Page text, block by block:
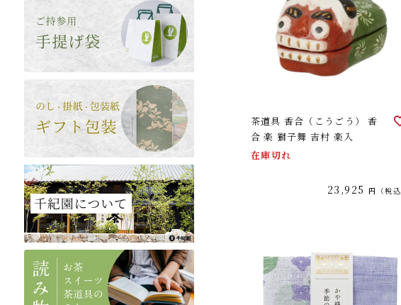
茶道具 香合（こうごう） 香
合 楽 獅子舞 吉村 楽入
在庫切れ
23,925 税込